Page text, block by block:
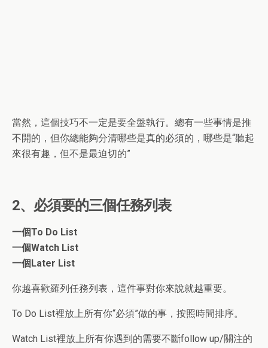
當然，這個技巧不一定是要全盤執行。總有一些事情是推
不開的，但你總能夠分清哪些是真的必須的，哪些是“聽起
來很有趣，但不是最迫切的”
2、必須要的三個任務列表
一個To Do List
一個Watch List
一個Later List
你越喜歡羅列任務列表，這件事對你來說就越重要。
To Do List裡放上所有你“必須”做的事，按照時間排序。
Watch List裡放上所有你遇到的需要不斷follow up/關注的